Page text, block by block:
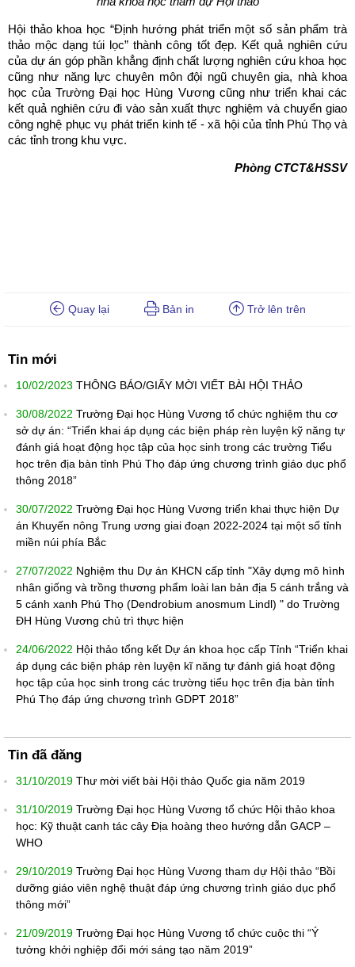
Hội thảo khoa học “Định hướng phát triển một số sản phẩm trà
thảo mộc dạng túi lọc” thành công tốt đẹp. Kết quả nghiên cứu
của dự án góp phần khẳng định chất lượng nghiên cứu khoa học
cũng như năng lực chuyên môn đội ngũ chuyên gia, nhà khoa
học của Trường Đại học Hùng Vương cũng như triển khai các
kết quả nghiên cứu đi vào sản xuất thực nghiệm và chuyển giao
công nghệ phục vụ phát triển kinh tế - xã hội của tỉnh Phú Thọ và
các tỉnh trong khu vực.
Phòng CTCT&HSSV
Quay lại Bản in Trở lên trên
Tin mới
10/02/2023 THÔNG BÁO/GIẤY MỜI VIẾT BÀI HỘI THẢO
30/08/2022 Trường Đại học Hùng Vương tổ chức nghiệm thu cơ
sở dự án: “Triển khai áp dụng các biện pháp rèn luyện kỹ năng tự
đánh giá hoạt động học tập của học sinh trong các trường Tiểu
học trên địa bàn tỉnh Phú Thọ đáp ứng chương trình giáo dục phổ
thông 2018”
30/07/2022 Trường Đại học Hùng Vương triển khai thực hiện Dự
án Khuyến nông Trung ương giai đoạn 2022-2024 tại một số tỉnh
miền núi phía Bắc
27/07/2022 Nghiệm thu Dự án KHCN cấp tỉnh "Xây dựng mô hình
nhân giống và trồng thương phẩm loài lan bản địa 5 cánh trắng và
5 cánh xanh Phú Thọ (Dendrobium anosmum Lindl) " do Trường
ĐH Hùng Vương chủ trì thực hiện
24/06/2022 Hội thảo tổng kết Dự án khoa học cấp Tỉnh “Triển khai
áp dụng các biện pháp rèn luyện kĩ năng tự đánh giá hoạt động
học tập của học sinh trong các trường tiểu học trên địa bàn tỉnh
Phú Thọ đáp ứng chương trình GDPT 2018”
Tin đã đăng
31/10/2019 Thư mời viết bài Hội thảo Quốc gia năm 2019
31/10/2019 Trường Đại học Hùng Vương tổ chức Hội thảo khoa
học: Kỹ thuật canh tác cây Địa hoàng theo hướng dẫn GACP –
WHO
29/10/2019 Trường Đại học Hùng Vương tham dự Hội thảo “Bồi
dưỡng giáo viên nghệ thuật đáp ứng chương trình giáo dục phổ
thông mới”
21/09/2019 Trường Đại học Hùng Vương tổ chức cuộc thi “Ý
tưởng khởi nghiệp đổi mới sáng tạo năm 2019”